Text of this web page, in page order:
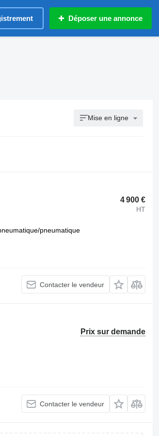
Déposer une annonce
Mise en ligne
4 900 €
HT
pneumatique
Contacter le vendeur
Prix sur demande
Contacter le vendeur